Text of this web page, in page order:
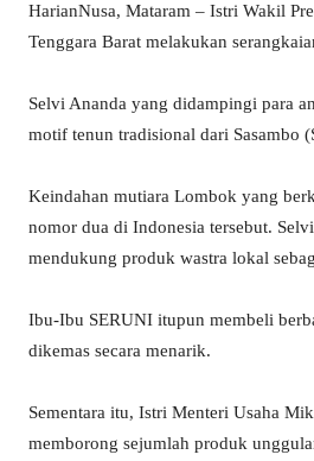
HarianNusa, Mataram – Istri Wakil
Tenggara Barat melakukan
Selvi Ananda yang didampingi para
motif tenun tradisional dari Sasambo
Keindahan mutiara Lombok yang
nomor dua di Indonesia tersebut.
mendukung produk wastra lokal
Ibu-Ibu SERUNI itupun membeli
dikemas secara menarik.
Sementara itu, Istri Menteri Usaha
memborong sejumlah produk